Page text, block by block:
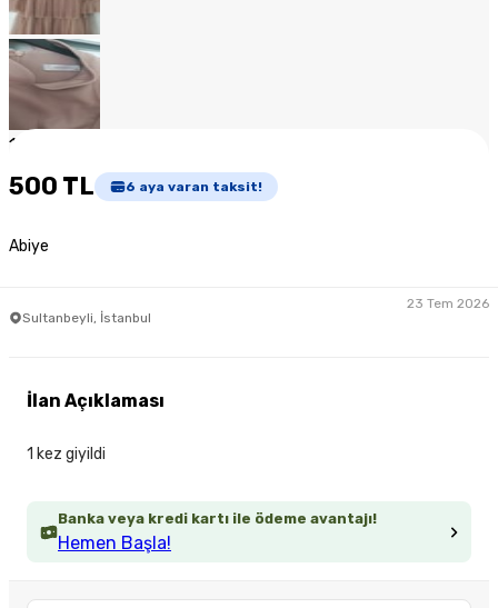
1
500 TL 6 aya varan taksit!
Abiye
Sultanbeyli, İstanbul
23 Tem 2026
Banka veya kredi kartı ile ödeme avantajı!
Hemen Başla!
İlan Açıklaması
1 kez giyildi